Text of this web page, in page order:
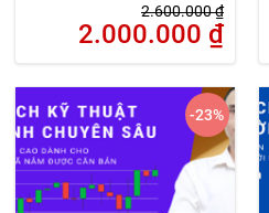
2.600.000₫
2.000.000 ₫
-23%